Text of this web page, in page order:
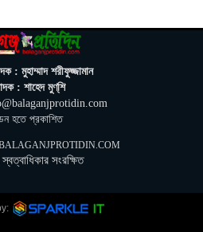
ট্রাম্প, ইরান যুদ্ধ ও মধ্যবর্তী নির্বাচন সামনে
সম্মেলনের প্রতিবাদে সিলেট প্রেস ক্লাবে
: মুহাম্মাদ শরীফুজ্জামান
: শাহেদ মুণ্‌শি
হতে প্রকাশিত
সংরক্ষিত